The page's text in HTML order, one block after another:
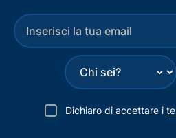
⌄
Dichiaro di accettare i